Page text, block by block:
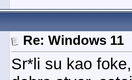
Re: Windows 11
Sr*li su kao